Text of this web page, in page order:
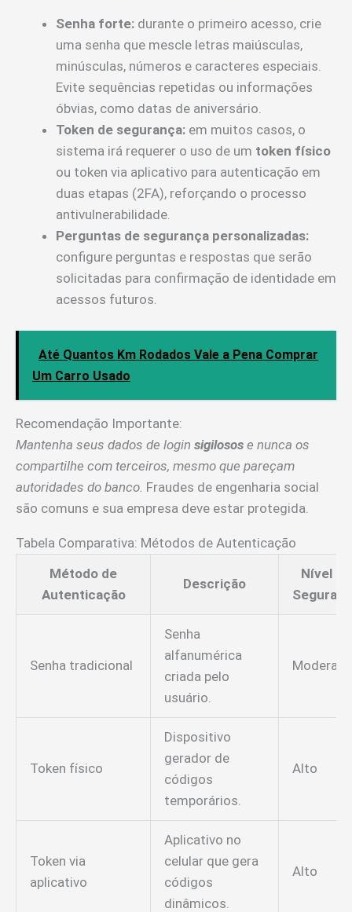
Senha forte: durante o primeiro acesso, crie
uma senha que mescle letras maiúsculas,
minúsculas, números e caracteres especiais.
Evite sequências repetidas ou informações
óbvias, como datas de aniversário.
Token de segurança: em muitos casos, o
sistema irá requerer o uso de um token físico
ou token via aplicativo para autenticação em
duas etapas (2FA), reforçando o processo
antivulnerabilidade.
Perguntas de segurança personalizadas:
configure perguntas e respostas que serão
solicitadas para confirmação de identidade em
acessos futuros.
Até Quantos Km Rodados Vale a Pena Comprar
Um Carro Usado
Recomendação Importante:
Mantenha seus dados de login sigilosos e nunca os
compartilhe com terceiros, mesmo que pareçam
autoridades do banco. Fraudes de engenharia social
são comuns e sua empresa deve estar protegida.
Tabela Comparativa: Métodos de Autenticação
Método de
Autenticação
Descrição
Nível de
Senha tradicional
Senha
alfanumérica
criada pelo
usuário.
Token físico
Dispositivo
gerador de
códigos
temporários.
Alto
Token via
aplicativo
Aplicativo no
celular que gera
códigos
dinâmicos.
Alto